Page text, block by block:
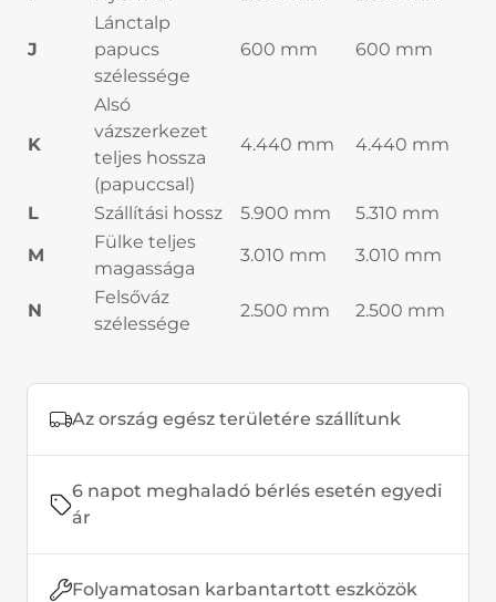
J
Lánctalp
papucs
szélessége
600 mm 600 mm
K
Alsó
vázszerkezet
teljes hossza
(papuccsal)
4.440 mm 4.440 mm
L Szállítási hossz 5.900 mm
5.310 mm
M
Fülke teljes
magassága
3.010 mm 3.010 mm
N
Felsőváz
szélessége
2.500 mm 2.500 mm
Az ország egész területére szállítunk
6 napot meghaladó bérlés esetén egyedi
ár
Folyamatosan karbantartott eszközök